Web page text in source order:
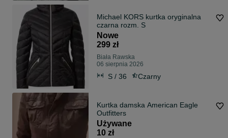
Michael KORS kurtka oryginalna
czarna rozm. S
Nowe
299 zł
Biała Rawska
06 sierpnia 2026
S / 36 Czarny
Kurtka damska American Eagle
Outfitters
Używane
10 zł